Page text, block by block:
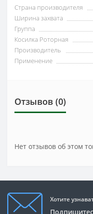
Страна производителя
Ширина захвата
Группа
Косилка Роторная
Производитель
Применение
Отзывов (0)
Нет отзывов об этом
Хотите